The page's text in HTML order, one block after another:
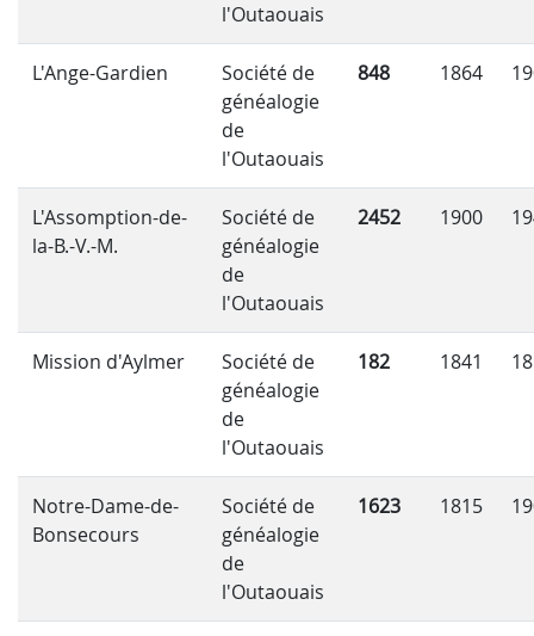
l'Outaouais
L'Ange-Gardien
Société de
généalogie
de
l'Outaouais
848 1864
L'Assomption-de-
la-B.-V.-M.
Société de
généalogie
de
l'Outaouais
2452 1900
Mission d'Aylmer
Société de
généalogie
de
l'Outaouais
182 1841
Notre-Dame-de-
Bonsecours
Société de
généalogie
de
l'Outaouais
1623 1815